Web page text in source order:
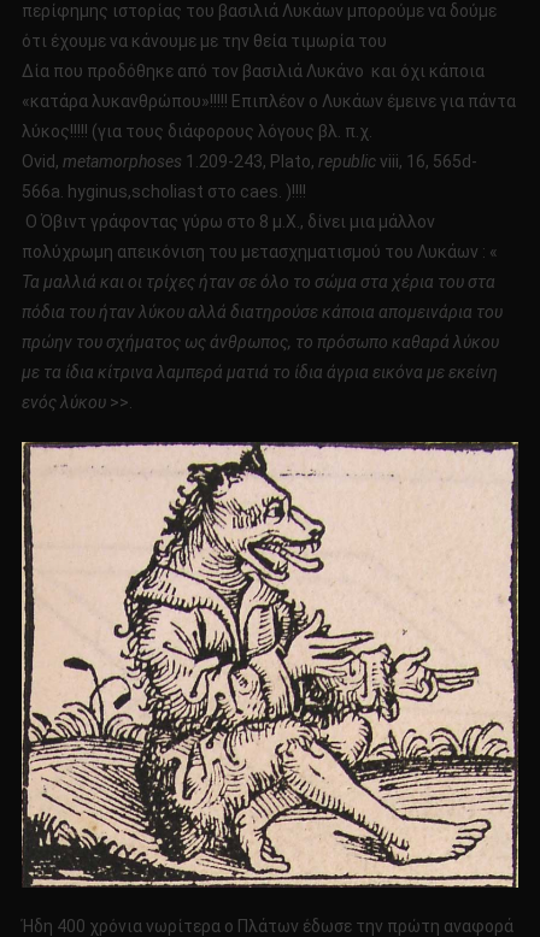
περίφημης ιστορίας του βασιλιά Λυκάων μπορούμε να δούμε
ότι έχουμε να κάνουμε με την θεία τιμωρία του
Δία που προδόθηκε από τον βασιλιά Λυκάνο και όχι κάποια
«κατάρα λυκανθρώπου»!!!!! Επιπλέον ο Λυκάων έμεινε για πάντα
λύκος!!!!! (για τους διάφορους λόγους βλ. π.χ.
Ovid, metamorphoses 1.209-243, Plato, republicviii, 16, 565d-
566a. hyginus,scholiast στο caes. )!!!!
Ο Όβιντ γράφοντας γύρω στο 8 μ.Χ., δίνει μια μάλλον
πολύχρωμη απεικόνιση του μετασχηματισμού του Λυκάων : «
Τα μαλλιά και οι τρίχες ήταν σε όλο το σώμα στα χέρια του στα
πόδια του ήταν λύκου αλλά διατηρούσε κάποια απομεινάρια του
πρώην του σχήματος ως άνθρωπος, το πρόσωπο καθαρά λύκου
με τα ίδια κίτρινα λαμπερά ματιά το ίδια άγρια εικόνα με εκείνη
ενός λύκου>>.
Ήδη 400 χρόνια νωρίτερα ο Πλάτων έδωσε την πρώτη αναφορά